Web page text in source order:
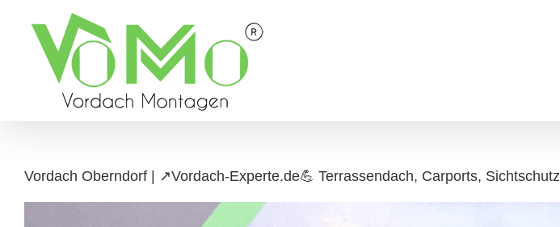
content
Vordach Oberndorf | ↗️Vordach-Experte.de💪 Terrassendach, Carports, Sichtschutz